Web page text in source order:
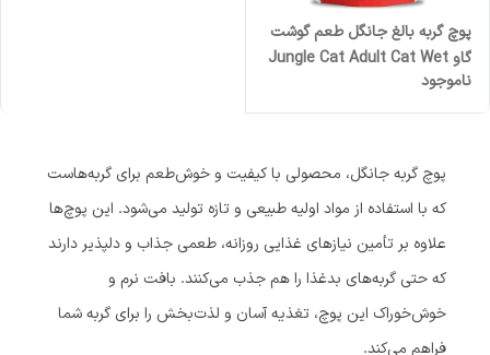
پوچ گربه بالغ جانگل طعم گوشت
گاو Jungle Cat Adult Cat Wet
Food Beef Flavor وزن ۸۵ گرم
ناموجود
پوچ گربه جانگل، محصولی با کیفیت و خوش‌طعم برای گربه‌هاست
که با استفاده از مواد اولیه طبیعی و تازه تولید می‌شود. این پوچ‌ها
علاوه بر تأمین نیازهای غذایی روزانه، طعمی جذاب و دلپذیر دارند
که حتی گربه‌های بدغذا را هم جذب می‌کنند. بافت نرم و
خوش‌خوراک این پوچ، تغذیه آسان و لذت‌بخش را برای گربه شما
فراهم می‌کند.